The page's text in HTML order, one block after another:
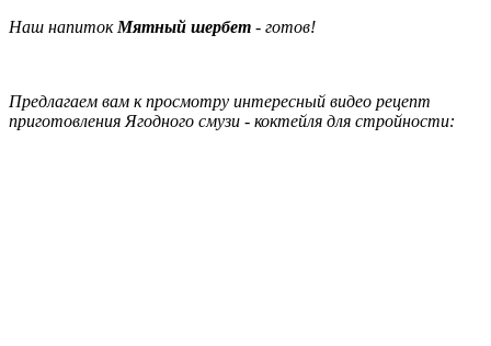
Наш напиток Мятный шербет - готов!
Предлагаем вам к просмотру интересный видео рецепт
приготовления Ягодного смузи - коктейля для стройности: